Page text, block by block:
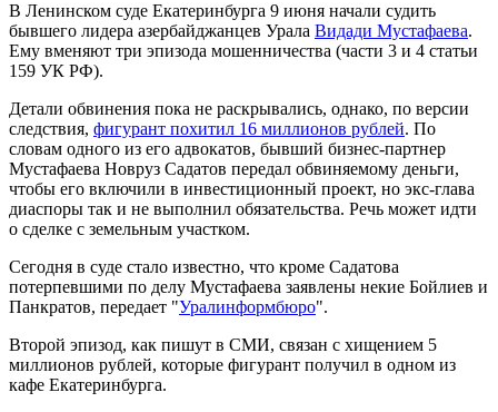
В Ленинском суде Екатеринбурга 9 июня начали судить
бывшего лидера азербайджанцев Урала Видади Мустафаева.
Ему вменяют три эпизода мошенничества (части 3 и 4 статьи
159 УК РФ).
Детали обвинения пока не раскрывались, однако, по версии
следствия, фигурант похитил 16 миллионов рублей. По
словам одного из его адвокатов, бывший бизнес-партнер
Мустафаева Новруз Садатов передал обвиняемому деньги,
чтобы его включили в инвестиционный проект, но экс-глава
диаспоры так и не выполнил обязательства. Речь может идти
о сделке с земельным участком.
Сегодня в суде стало известно, что кроме Садатова
потерпевшими по делу Мустафаева заявлены некие Бойлиев и
Панкратов, передает "Уралинформбюро".
Второй эпизод, как пишут в СМИ, связан с хищением 5
миллионов рублей, которые фигурант получил в одном из
кафе Екатеринбурга.